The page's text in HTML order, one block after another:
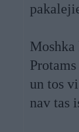
un tos
nav tas